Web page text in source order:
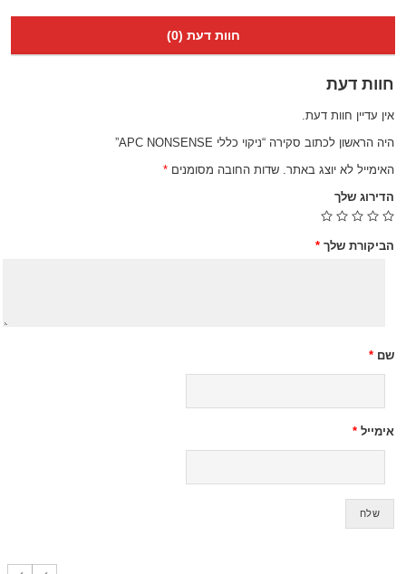
חוות דעת (0)
חוות דעת
אין עדיין חוות דעת.
היה הראשון לכתוב סקירה “ניקוי כללי APC NONSENSE”
האימייל לא יוצג באתר. שדות החובה מסומנים *
הדירוג שלך
הביקורת שלך *
שם *
אימייל *